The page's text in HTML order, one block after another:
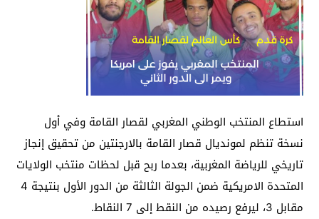
استطاع المنتخب الوطني المغربي لقصار القامة وفي أول
نسخة تنظم لمونديال قصار القامة بالارجنتين من تحقيق إنجاز
تاريخي للرياضة المغربية، بعدما ربح قبل لحظات منتخب الولايات
المتحدة الامريكية ضمن الجولة الثالثة من الدور الأول بنتيجة 4
مقابل 3، ليرفع رصيده من النقط إلى 7 النقاط.